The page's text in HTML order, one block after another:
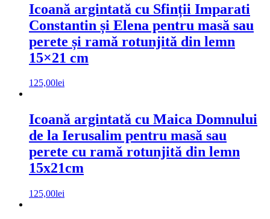
quantityIcoană argintată cu Sfinții Imparati
Constantin și Elena pentru masă sau
perete și ramă rotunjită din lemn
15×21 cm
125,00lei
Icoană argintată cu Maica Domnului
de la Ierusalim pentru masă sau
perete cu ramă rotunjită din lemn
15x21cm
125,00lei